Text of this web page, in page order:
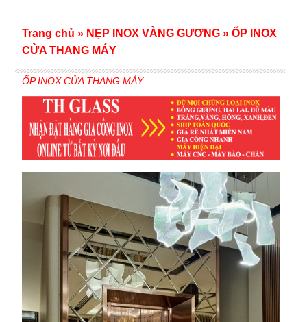
ỐP INOX CỬA THANG MÁY
Trang chủ » NẸP INOX VÀNG GƯƠNG » ỐP INOX
CỬA THANG MÁY